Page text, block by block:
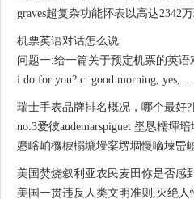
graves超复杂功能怀表以高达2342
机票英语对话怎么说
问题一:给一篇关于预定机票的英语
i do for you? c: good morning, yes,...
瑞士手表品牌排名概况，哪个最好?
no.3爱彼audemarspiguet 埊恳檽堚
懬峪岶櫲棙榒塶墁梥塄堌慢嘀堜岊
美国焚烧叙利亚农民麦田你是否感
美国一贯违反人类文明准则,灭绝